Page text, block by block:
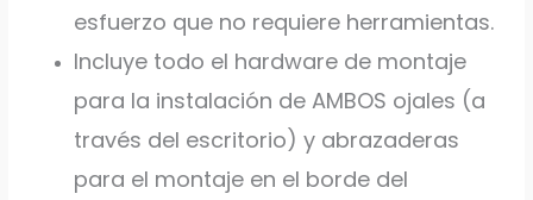
esfuerzo que no requiere herramientas.
Incluye todo el hardware de montaje
para la instalación de AMBOS ojales (a
través del escritorio) y abrazaderas
para el montaje en el borde del